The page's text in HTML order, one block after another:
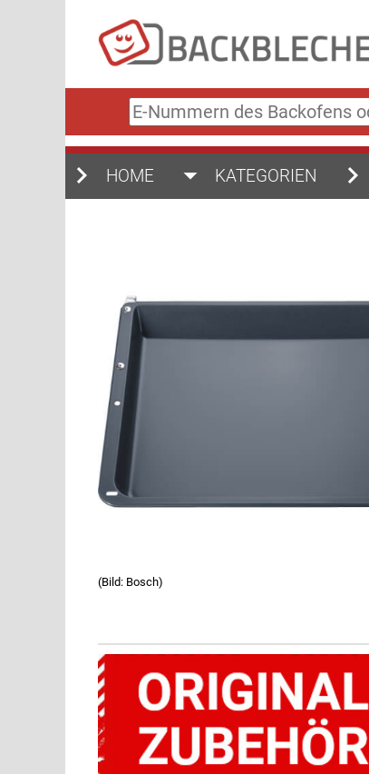
E-
Nummern
des
oder
HOME KATEGORIEN
(Bild: Bosch)